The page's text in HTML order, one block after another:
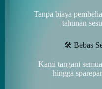
Tanpa biaya
tahunan
🛠️ Bebas
Kami tangani
hingga